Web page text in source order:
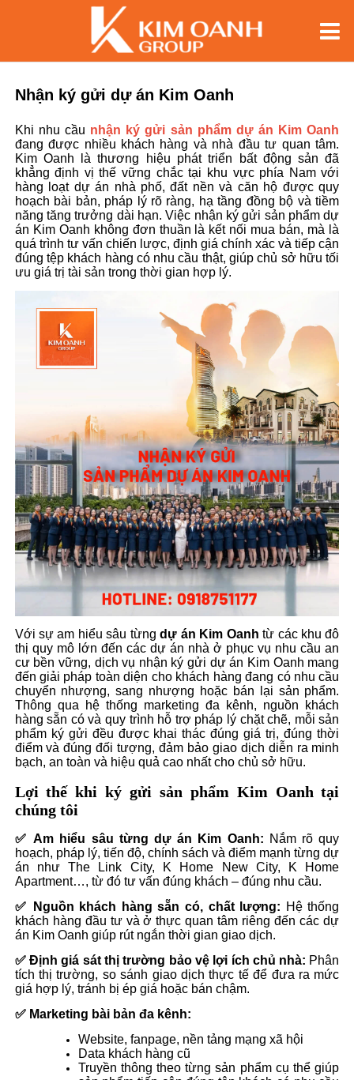
Nhận ký gửi dự án Kim Oanh
Khi nhu cầu nhận ký gửi sản phẩm dự án Kim Oanh
đang được nhiều khách hàng và nhà đầu tư quan tâm.
Kim Oanh là thương hiệu phát triển bất động sản đã
khẳng định vị thế vững chắc tại khu vực phía Nam với
hàng loạt dự án nhà phố, đất nền và căn hộ được quy
hoạch bài bản, pháp lý rõ ràng, hạ tầng đồng bộ và tiềm
năng tăng trưởng dài hạn. Việc nhận ký gửi sản phẩm dự
án Kim Oanh không đơn thuần là kết nối mua bán, mà là
quá trình tư vấn chiến lược, định giá chính xác và tiếp cận
đúng tệp khách hàng có nhu cầu thật, giúp chủ sở hữu tối
ưu giá trị tài sản trong thời gian hợp lý.
Với sự am hiểu sâu từngdự án Kim Oanh từ các khu đô
thị quy mô lớn đến các dự án nhà ở phục vụ nhu cầu an
cư bền vững, dịch vụ nhận ký gửi dự án Kim Oanh mang
đến giải pháp toàn diện cho khách hàng đang có nhu cầu
chuyển nhượng, sang nhượng hoặc bán lại sản phẩm.
Thông qua hệ thống marketing đa kênh, nguồn khách
hàng sẵn có và quy trình hỗ trợ pháp lý chặt chẽ, mỗi sản
phẩm ký gửi đều được khai thác đúng giá trị, đúng thời
điểm và đúng đối tượng, đảm bảo giao dịch diễn ra minh
bạch, an toàn và hiệu quả cao nhất cho chủ sở hữu.
Lợi thế khi ký gửi sản phẩm Kim Oanh tại
chúng tôi
✅ Am hiểu sâu từng dự án Kim Oanh: Nắm rõ quy
hoạch, pháp lý, tiến độ, chính sách và điểm mạnh từng dự
án như The Link City, K Home New City, K Home
Apartment…, từ đó tư vấn đúng khách – đúng nhu cầu.
✅ Nguồn khách hàng sẵn có, chất lượng: Hệ thống
khách hàng đầu tư và ở thực quan tâm riêng đến cácdự
án Kim Oanh giúp rút ngắn thời gian giao dịch.
✅ Định giá sát thị trường bảo vệ lợi ích chủ nhà: Phân
tích thị trường, so sánh giao dịch thực tế để đưa ra mức
giá hợp lý, tránh bị ép giá hoặc bán chậm.
✅ Marketing bài bản đa kênh:
Website, fanpage, nền tảng mạng xã hội
Data khách hàng cũ
Truyền thông theo từng sản phẩm cụ thể giúp